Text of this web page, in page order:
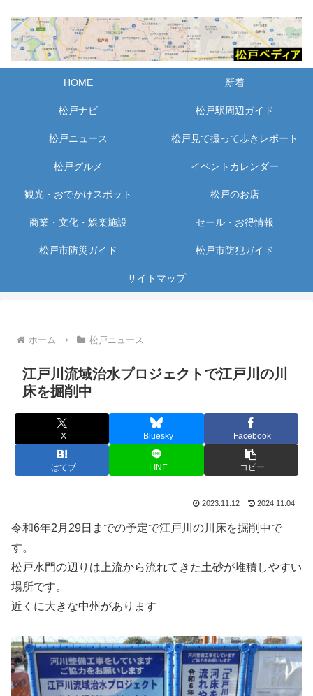
HOME 新着
松戸ナビ 松戸駅周辺ガイド
松戸ニュース 松戸見て撮って歩きレポート
松戸グルメ イベントカレンダー
観光・おでかけスポット 松戸のお店
商業・文化・娯楽施設 セール・お得情報
松戸市防災ガイド 松戸市防犯ガイド
サイトマップ
ホーム 松戸ニュース
江戸川流域治水プロジェクトで江戸川の川
床を掘削中
X Bluesky Facebook
はてブ LINE コピー
2023.11.12 2024.11.04
令和6年2月29日までの予定で江戸川の川床を掘削中で
す。
松戸水門の辺りは上流から流れてきた土砂が堆積しやすい
場所です。
近くに大きな中州があります